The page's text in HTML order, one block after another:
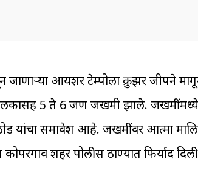
आयशर टेम्पोला क्रुझर जीपने
चालकासह 5 ते 6 जण जखमी झाले.
यांचा समावेश आहे. जखमींवर आत्मा
शहर पोलीस ठाण्यात फिर्याद